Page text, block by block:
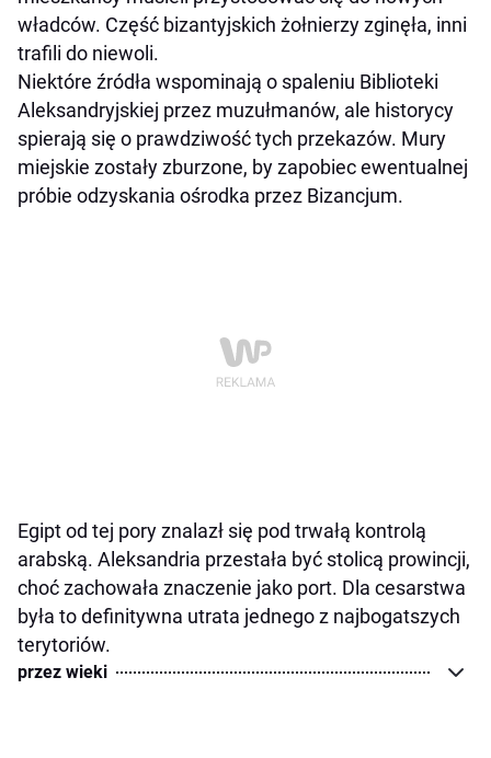
władców. Część bizantyjskich żołnierzy zginęła, inni
trafili do niewoli.
Niektóre źródła wspominają o spaleniu Biblioteki
Aleksandryjskiej przez muzułmanów, ale historycy
spierają się o prawdziwość tych przekazów. Mury
miejskie zostały zburzone, by zapobiec ewentualnej
próbie odzyskania ośrodka przez Bizancjum.
Egipt od tej pory znalazł się pod trwałą kontrolą
arabską. Aleksandria przestała być stolicą prowincji,
choć zachowała znaczenie jako port. Dla cesarstwa
była to definitywna utrata jednego z najbogatszych
terytoriów.
przez wieki